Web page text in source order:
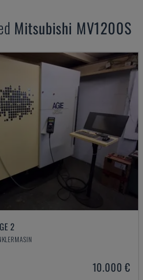
Mitsubishi MV1200S
2
10.000 €